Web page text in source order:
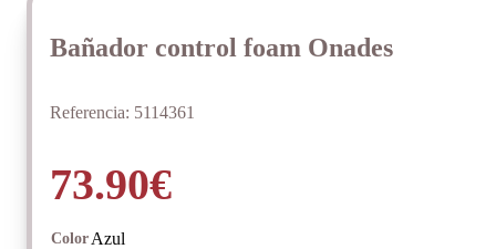
Bañador control foam Onades
Referencia: 5114361
73.90€
Color Azul